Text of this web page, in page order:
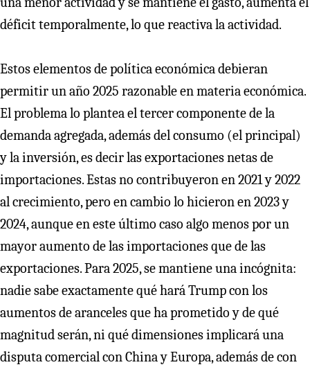
déficit temporalmente, lo que reactiva la actividad.
Estos elementos de política económica debieran
permitir un año 2025 razonable en materia económica.
El problema lo plantea el tercer componente de la
demanda agregada, además del consumo (el principal)
y la inversión, es decir las exportaciones netas de
importaciones. Estas no contribuyeron en 2021 y 2022
al crecimiento, pero en cambio lo hicieron en 2023 y
2024, aunque en este último caso algo menos por un
mayor aumento de las importaciones que de las
exportaciones. Para 2025, se mantiene una incógnita:
nadie sabe exactamente qué hará Trump con los
aumentos de aranceles que ha prometido y de qué
magnitud serán, ni qué dimensiones implicará una
disputa comercial con China y Europa, además de con